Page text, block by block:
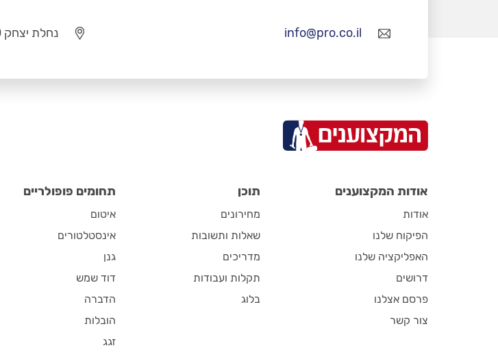
info@pro.co.il נחלת יצחק 10, תל-אביב
אודות המקצוענים
אודות
הפיקוח שלנו
האפליקציה שלנו
דרושים
פרסם אצלנו
צור קשר
תוכן
מחירונים
שאלות ותשובות
מדריכים
תקלות ועבודות
בלוג
תחומים פופולריים
איטום
אינסטלטורים
גנן
דוד שמש
הדברה
הובלות
זגג